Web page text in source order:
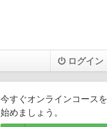
ログイン
今すぐオンラインコースを
始めましょう。